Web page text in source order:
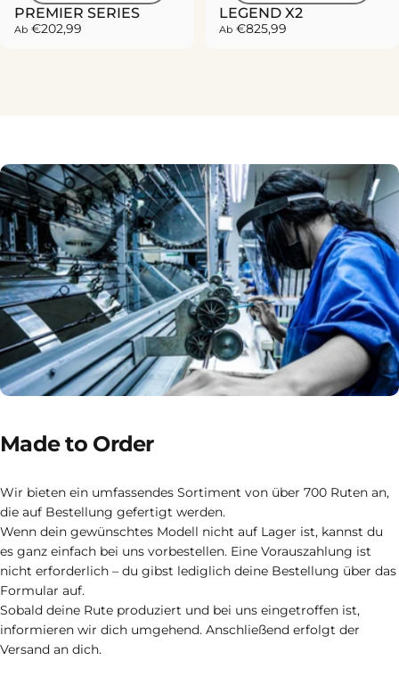
PREMIER SERIES
Ab €202,99
LEGEND X2
Ab €825,99
Made to Order
Wir bieten ein umfassendes Sortiment von über 700 Ruten an,
die auf Bestellung gefertigt werden.
Wenn dein gewünschtes Modell nicht auf Lager ist, kannst du
es ganz einfach bei uns vorbestellen. Eine Vorauszahlung ist
nicht erforderlich – du gibst lediglich deine Bestellung über das
Formular auf.
Sobald deine Rute produziert und bei uns eingetroffen ist,
informieren wir dich umgehend. Anschließend erfolgt der
Versand an dich.